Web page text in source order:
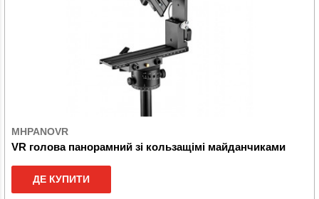
MHPANOVR
VR голова панорамний зі кользащімі майданчиками
ДЕ КУПИТИ